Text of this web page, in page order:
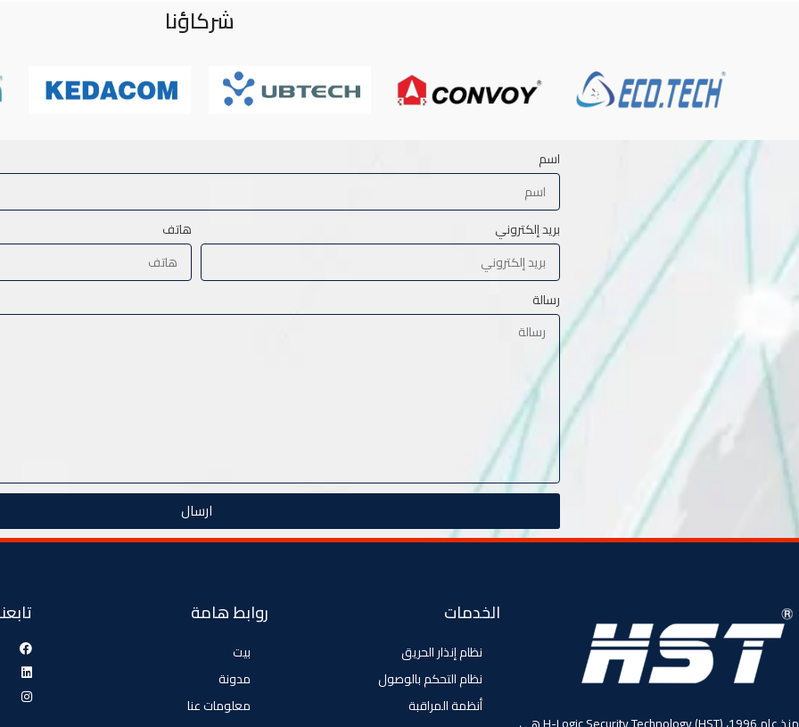
شركاؤنا
اسم
بريد إلكتروني هاتف
رسالة
ارسال
الخدمات
نظام إنذار الحريق
نظام التحكم بالوصول
أنظمة المراقبة
روابط هامة
بيت
مدونة
معلومات عنا